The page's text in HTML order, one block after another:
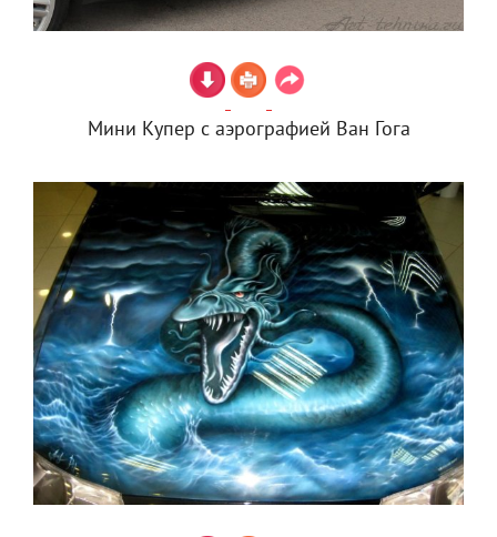
Мини Купер с аэрографией Ван Гога